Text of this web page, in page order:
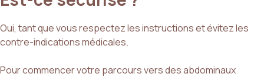
Oui, tant que vous respectez les instructions et évitez les
contre-indications médicales.
Pour commencer votre parcours vers des abdominaux